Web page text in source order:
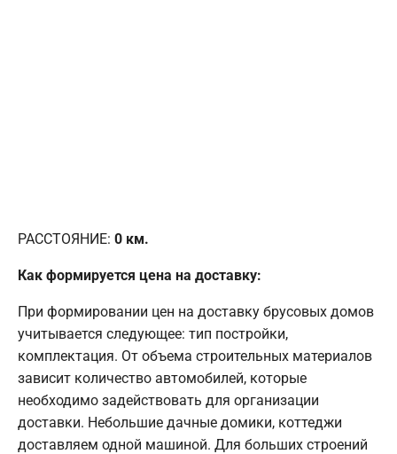
РАССТОЯНИЕ: 0 км.
Как формируется цена на доставку:
При формировании цен на доставку брусовых домов
учитывается следующее: тип постройки,
комплектация. От объема строительных материалов
зависит количество автомобилей, которые
необходимо задействовать для организации
доставки. Небольшие дачные домики, коттеджи
доставляем одной машиной. Для больших строений